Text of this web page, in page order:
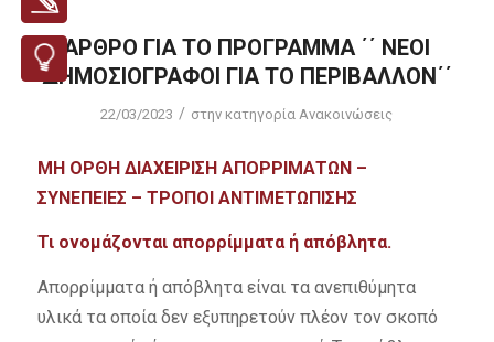
ΑΡΘΡΟ ΓΙΑ ΤΟ ΠΡΟΓΡΑΜΜΑ ΄΄ ΝΕΟΙ
ΔΗΜΟΣΙΟΓΡΑΦΟΙ ΓΙΑ ΤΟ ΠΕΡΙΒΑΛΛΟΝ΄΄
22/03/2023 / στην κατηγορίαΑνακοινώσεις
ΜΗ ΟΡΘΗ ΔΙΑΧΕΙΡΙΣΗ ΑΠΟΡΡΙΜΑΤΩΝ –
ΣΥΝΕΠΕΙΕΣ – ΤΡΟΠΟΙ ΑΝΤΙΜΕΤΩΠΙΣΗΣ
Τι ονομάζονται απορρίμματα ή απόβλητα.
Απορρίμματα ή απόβλητα είναι τα ανεπιθύμητα
υλικά τα οποία δεν εξυπηρετούν πλέον τον σκοπό